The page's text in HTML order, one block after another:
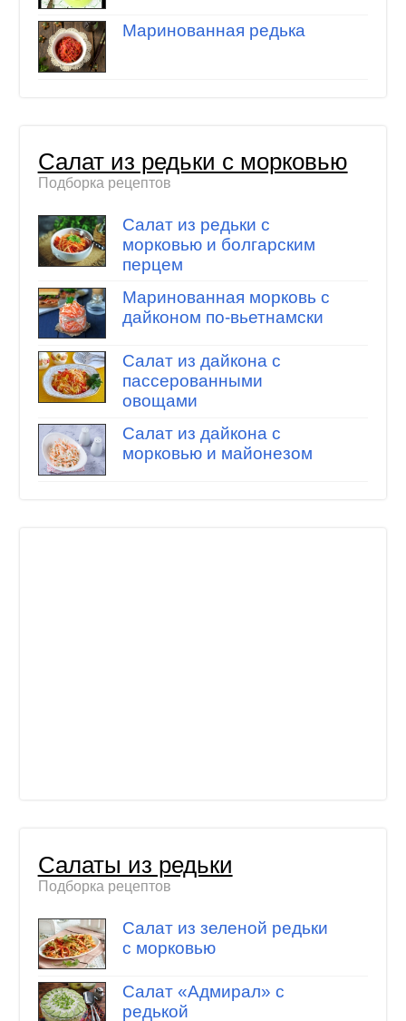
Маринованная редька
Салат из редьки с морковью
Подборка рецептов
Салат из редьки с
морковью и болгарским
перцем
Маринованная морковь с
дайконом по-вьетнамски
Салат из дайкона с
пассерованными
овощами
Салат из дайкона с
морковью и майонезом
Салаты из редьки
Подборка рецептов
Салат из зеленой редьки
с морковью
Салат «Адмирал» с
редькой